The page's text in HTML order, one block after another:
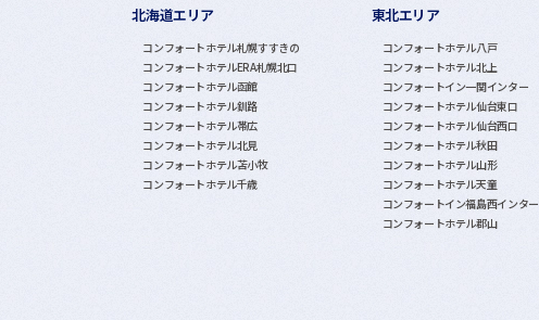
北海道エリア
コンフォートホテル札幌すすきの
コンフォートホテルERA札幌北口
コンフォートホテル函館
コンフォートホテル釧路
コンフォートホテル帯広
コンフォートホテル北見
コンフォートホテル苫小牧
コンフォートホテル千歳
東北エリア
コンフォートホテル八戸
コンフォートホテル北上
コンフォートイン一関インター
コンフォートホテル仙台東口
コンフォートホテル仙台西口
コンフォートホテル秋田
コンフォートホテル山形
コンフォートホテル天童
コンフォートイン福島西インター
コンフォートホテル郡山